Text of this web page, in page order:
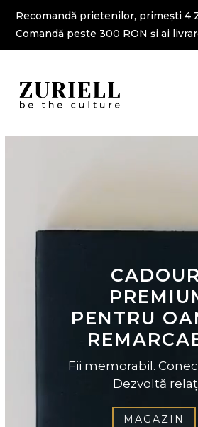
Recomandă prietenilor, primești 4
Comandă peste 300 RON și ai
PENTRU
Fii memorabil.
Dezvoltă
MAGAZIN